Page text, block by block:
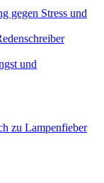
gegen Stress und
und
zu Lampenfieber